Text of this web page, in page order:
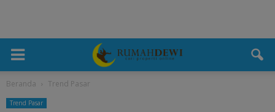
Beranda Trend Pasar
Trend Pasar